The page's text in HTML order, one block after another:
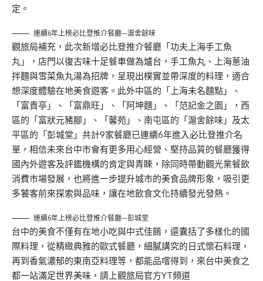
定。
連續6年上榜必比登推介餐廳—滬舍餘味
觀旅局補充，此次新增必比登推介餐廳「功夫上海手工魚
丸」，店門以復古味十足餐車做為爐台，手工魚丸、上海蔥油
拌麵與雪菜魚丸湯為招牌，呈現出樸實並帶深度的料理，適合
想深度體驗在地美食遊客。此外中區的「上海未名麵點」、
「富貴亭」、「富鼎旺」、「阿坤麵」、「范記金之園」，西
區的「富狀元豬腳」、「馨苑」、南屯區的「滬舍餘味」及太
平區的「彭城堂」共計9家餐廳已連續6年進入必比登推介名
單，相信未來台中市會有更多用心經營、堅持品質的餐廳獲得
國內外遊客及評鑑機構的肯定與青睞，除同時帶動觀光業餐飲
消費市場發展，也將進一步提升城市的美食品牌形象，吸引更
多饕客前來探索與品味，讓在地飲食文化持續發光發熱。
連續6年上榜必比登推介餐廳—彭城堂
台中的美食不僅有在地小吃與中式佳餚，還囊括了多樣化的國
際料理，從精緻典雅的歐式餐廳，細膩講究的日式懷石料理，
再到香氣濃郁的東南亞料理等，都能品嚐得到，來台中美食之
都一站滿足世界美味，請上觀旅局官方YT頻道